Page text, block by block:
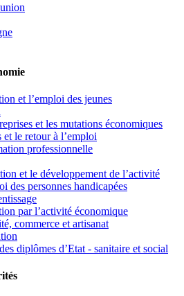
et l’emploi des jeunes
et les mutations économiques
et le retour à l’emploi
professionnelle
et le développement de l’activité
des personnes handicapées
par l’activité économique
commerce et artisanat
diplômes d’Etat - sanitaire et social